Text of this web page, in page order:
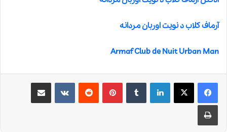
آرماف کلاب د نویت اوربان مردانه
Armaf Club de Nuit Urban Man
لینکدین ‫تامبلر ‫پین‌ترست‫رددیت ‫VKontakteاشتراک گذاری از طریق ایمیل
چاپ